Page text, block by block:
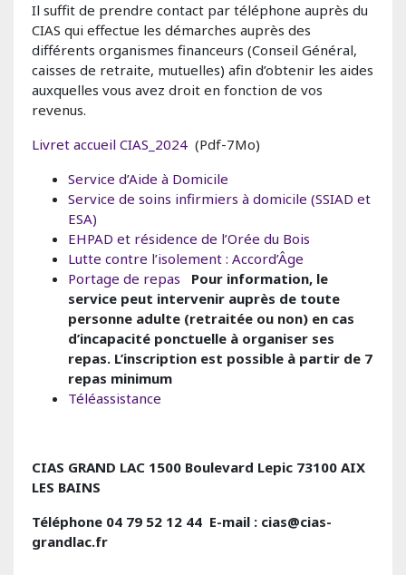
Il suffit de prendre contact par téléphone auprès du
CIAS qui effectue les démarches auprès des
différents organismes financeurs (Conseil Général,
caisses de retraite, mutuelles) afin d’obtenir les aides
auxquelles vous avez droit en fonction de vos
revenus.
Livret accueil CIAS_2024 (Pdf-7Mo)
Service d’Aide à Domicile
Service de soins infirmiers à domicile (SSIAD et
ESA)
EHPAD et résidence de l’Orée du Bois
Lutte contre l’isolement : Accord’Âge
Portage de repas
Pour information, le
service peut intervenir auprès de toute
personne adulte (retraitée ou non) en cas
d’incapacité ponctuelle à organiser ses
repas. L’inscription est possible à partir de 7
repas minimum
Téléassistance
CIAS GRAND LAC 1500 Boulevard Lepic 73100 AIX
LES BAINS
Téléphone 04 79 52 12 44 E-mail : cias@cias-
grandlac.fr